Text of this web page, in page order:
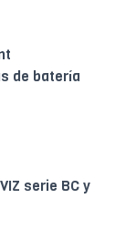
de batería
serie BC y